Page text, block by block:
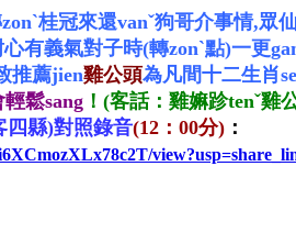
桂冠來還vanˇ狗哥介事情,
有義氣對子時(轉zonˋ點)一更
推薦jien雞公頭為凡間十二生肖
鬆sang！ (客話：雞嫲跈tenˇ雞
縣)對照錄音(12：00分)：